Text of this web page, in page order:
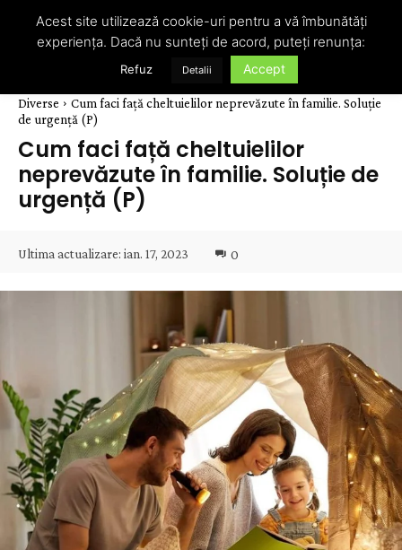
Diverse
Cum faci față cheltuielilor neprevăzute în familie. Soluție
de urgență (P)
Cum faci față cheltuielilor
neprevăzute în familie. Soluție de
urgență (P)
Ultima actualizare: ian. 17, 2023 0
Acest site utilizează cookie-uri pentru a vă îmbunătăți
experiența. Dacă nu sunteți de acord, puteți renunța:
Refuz Detalii Accept